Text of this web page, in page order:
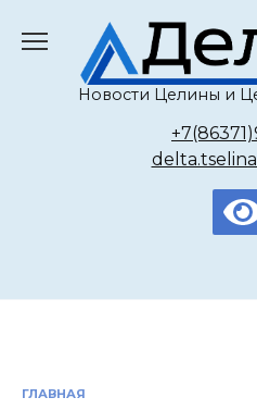
содержанию
Новости Целины и
ГЛАВНАЯ